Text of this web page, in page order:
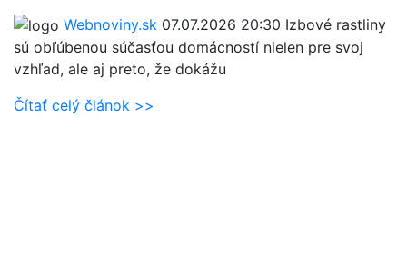
Webnoviny.sk 07.07.2026 20:30 Izbové rastliny
sú obľúbenou súčasťou domácností nielen pre svoj
vzhľad, ale aj preto, že dokážu
Čítať celý článok >>